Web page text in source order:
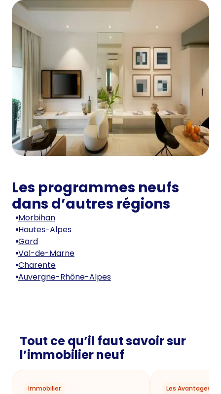
Les programmes neufs
dans d’autres régions
Morbihan
Hautes-Alpes
Gard
Val-de-Marne
Charente
Auvergne-Rhône-Alpes
Tout ce qu’il faut savoir sur
l’immobilier neuf
Immobilier Les Avantages